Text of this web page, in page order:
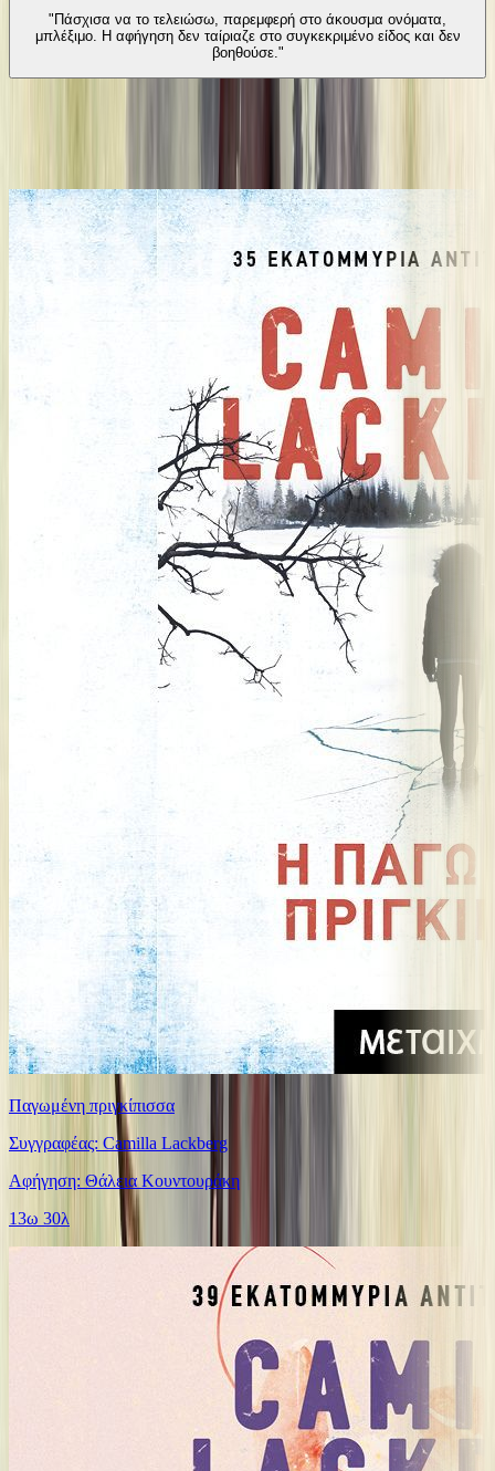
"Πάσχισα να το τελειώσω, παρεμφερή στο άκουσμα ονόματα,
μπλέξιμο. Η αφήγηση δεν ταίριαζε στο συγκεκριμένο είδος και δεν
βοηθούσε."
Παγωμένη πριγκίπισσα
Συγγραφέας: Camilla Lackberg
Αφήγηση: Θάλεια Κουντουράκη
13ω 30λ